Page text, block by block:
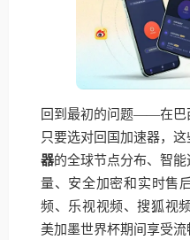
回到最初的问题——在巴
只要选对回国加速器，这
器的全球节点分布、智
量、安全加密和实时售
频、乐视视频、搜狐视
美加墨世界杯期间享受